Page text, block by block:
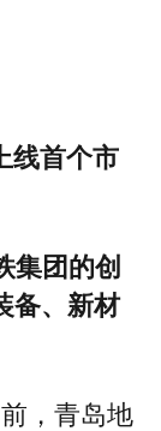
线首个市
集团的创
备、新材
，青岛地